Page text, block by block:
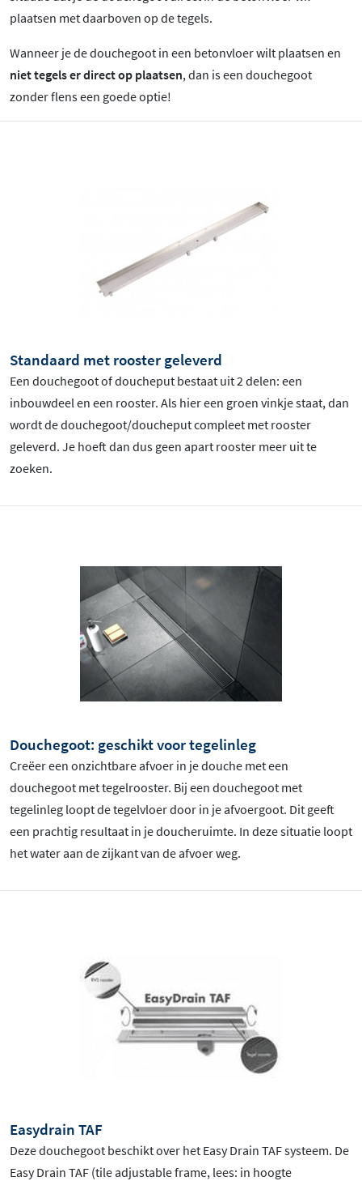
plaatsen met daarboven op de tegels.
Wanneer je de douchegoot in een betonvloer wilt plaatsen en
niet tegels er direct op plaatsen, dan is een douchegoot
zonder flens een goede optie!
Standaard met rooster geleverd
Een douchegoot of doucheput bestaat uit 2 delen: een
inbouwdeel en een rooster. Als hier een groen vinkje staat, dan
wordt de douchegoot/doucheput compleet met rooster
geleverd. Je hoeft dan dus geen apart rooster meer uit te
zoeken.
Douchegoot: geschikt voor tegelinleg
Creëer een onzichtbare afvoer in je douche met een
douchegoot met tegelrooster. Bij een douchegoot met
tegelinleg loopt de tegelvloer door in je afvoergoot. Dit geeft
een prachtig resultaat in je doucheruimte. In deze situatie loopt
het water aan de zijkant van de afvoer weg.
Easydrain TAF
Deze douchegoot beschikt over het Easy Drain TAF systeem. De
Easy Drain TAF (tile adjustable frame, lees: in hoogte